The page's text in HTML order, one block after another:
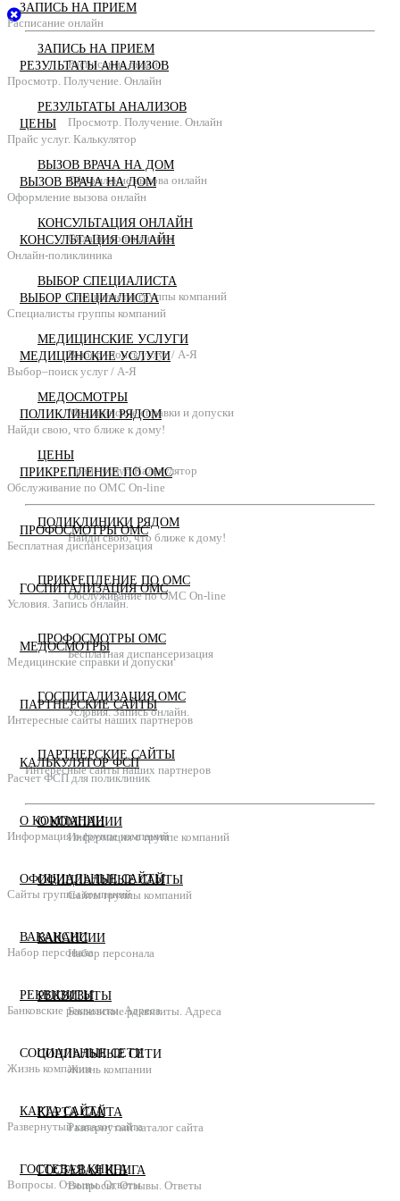
ЗАПИСЬ НА ПРИЕМ
Расписание онлайн
РЕЗУЛЬТАТЫ АНАЛИЗОВ
Просмотр. Получение. Онлайн
ВЫЗОВ ВРАЧА НА ДОМ
Оформление вызова онлайн
КОНСУЛЬТАЦИЯ ОНЛАЙН
Онлайн-поликлиника
ВЫБОР СПЕЦИАЛИСТА
Специалисты группы компаний
МЕДИЦИНСКИЕ УСЛУГИ
Выбор–поиск услуг / А-Я
МЕДОСМОТРЫ
Медицинские справки и допуски
ЦЕНЫ
Прайс услуг. Калькулятор
ПОЛИКЛИНИКИ РЯДОМ
Найди свою, что ближе к дому!
ПРИКРЕПЛЕНИЕ ПО ОМС
Обслуживание по ОМС On-line
ПРОФОСМОТРЫ ОМС
Бесплатная диспансеризация
ГОСПИТАЛИЗАЦИЯ ОМС
Условия. Запись онлайн.
ПАРТНЕРСКИЕ САЙТЫ
Интересные сайты наших партнеров
О КОМПАНИИ
Информация о группе компаний
ОФИЦИАЛЬНЫЕ САЙТЫ
Сайты группы компаний
ВАКАНСИИ
Набор персонала
РЕКВИЗИТЫ
Банковские реквизиты. Адреса
СОЦИАЛЬНЫЕ СЕТИ
Жизнь компании
КАРТА САЙТА
Развернутый каталог сайта
ГОСТЕВАЯ КНИГА
Вопросы. Отзывы. Ответы
ЗАПИСЬ НА ПРИЕМ
Расписание онлайн
РЕЗУЛЬТАТЫ АНАЛИЗОВ
Просмотр. Получение. Онлайн
ЦЕНЫ
Прайс услуг. Калькулятор
ВЫЗОВ ВРАЧА НА ДОМ
Оформление вызова онлайн
КОНСУЛЬТАЦИЯ ОНЛАЙН
Онлайн-поликлиника
ВЫБОР СПЕЦИАЛИСТА
Специалисты группы компаний
МЕДИЦИНСКИЕ УСЛУГИ
Выбор–поиск услуг / А-Я
ПОЛИКЛИНИКИ РЯДОМ
Найди свою, что ближе к дому!
ПРИКРЕПЛЕНИЕ ПО ОМС
Обслуживание по ОМС On-line
ПРОФОСМОТРЫ ОМС
Бесплатная диспансеризация
ГОСПИТАЛИЗАЦИЯ ОМС
Условия. Запись онлайн.
МЕДОСМОТРЫ
Медицинские справки и допуски
ПАРТНЕРСКИЕ САЙТЫ
Интересные сайты наших партнеров
КАЛЬКУЛЯТОР ФСП
Расчет ФСП для поликлиник
О КОМПАНИИ
Информация о группе компаний
ОФИЦИАЛЬНЫЕ САЙТЫ
Сайты группы компаний
ВАКАНСИИ
Набор персонала
РЕКВИЗИТЫ
Банковские реквизиты. Адреса
СОЦИАЛЬНЫЕ СЕТИ
Жизнь компании
КАРТА САЙТА
Развернутый каталог сайта
ГОСТЕВАЯ КНИГА
Вопросы. Отзывы. Ответы